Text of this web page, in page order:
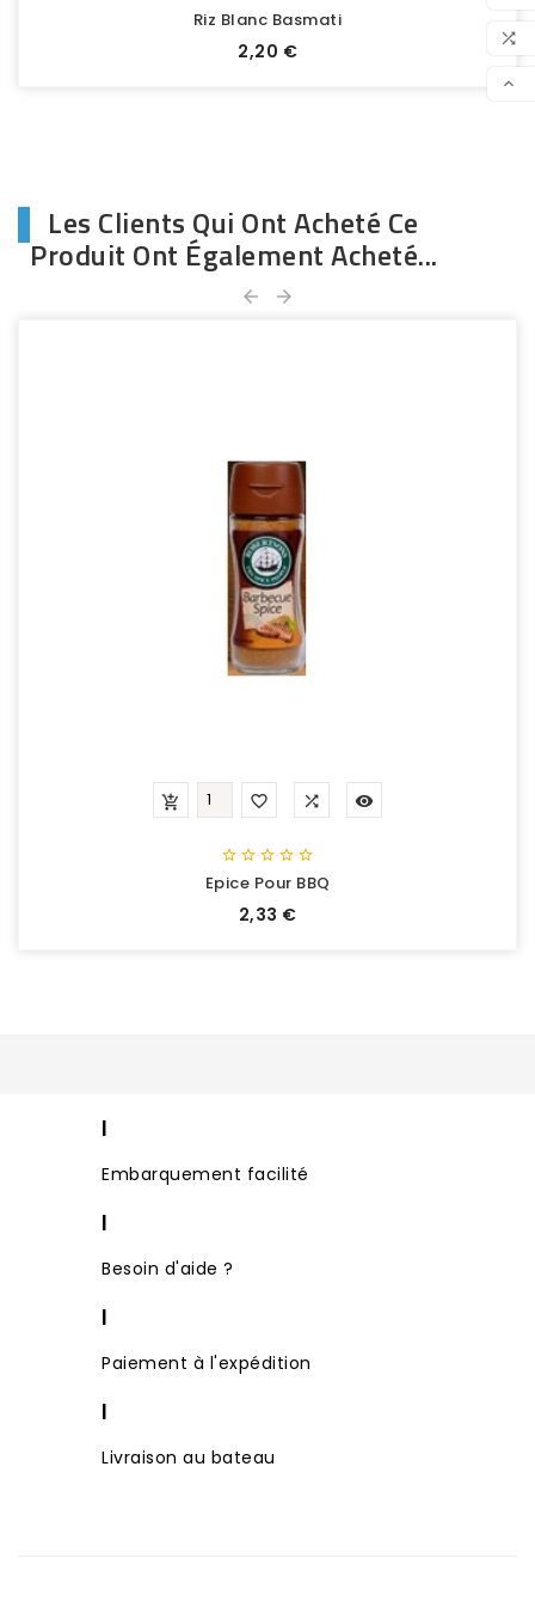


Riz Blanc Basmati
Prix
2,20 €
Les Clients Qui Ont Acheté Ce
Produit Ont Également Acheté...
 
    
Epice Pour BBQ
Prix
2,33 €
   
|
Embarquement facilité
|
Besoin d'aide ?
|
Paiement à l'expédition
|
Livraison au bateau